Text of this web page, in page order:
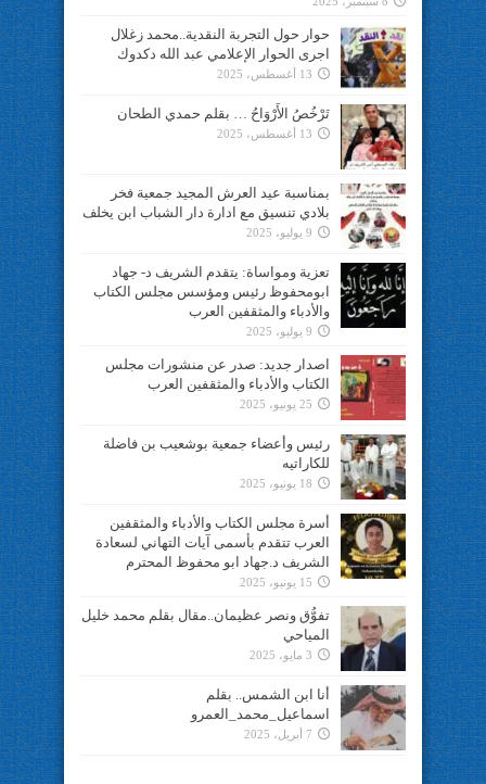
حوار حول التجربة النقدية..محمد زغلال
اجرى الحوار الإعلامي عبد الله دكدوك
13 أغسطس، 2025
تَرْخُصُ الأَرْوَاحُ … بقلم حمدي الطحان
13 أغسطس، 2025
بمناسبة عيد العرش المجيد جمعية فخر
بلادي تنسيق مع ادارة دار الشباب ابن يخلف
9 يوليو، 2025
تعزية ومواساة: يتقدم الشريف د- جهاد
ابومحفوظ رئيس ومؤسس مجلس الكتاب
والأدباء والمثقفين العرب
9 يوليو، 2025
اصدار جديد: صدر عن منشورات مجلس
الكتاب والأدباء والمثقفين العرب
25 يونيو، 2025
رئيس وأعضاء جمعية بوشعيب بن فاضلة
للكاراتيه
18 يونيو، 2025
أسرة مجلس الكتاب والأدباء والمثقفين
العرب تتقدم بأسمى آيات التهاني لسعادة
الشريف د.جهاد ابو محفوظ المحترم
15 يونيو، 2025
تفوُّق ونصر عظيمان..مقال بقلم محمد خليل
المياحي
3 مايو، 2025
أنا ابن الشمس.. بقلم
اسماعيل_محمد_العمرو
7 أبريل، 2025